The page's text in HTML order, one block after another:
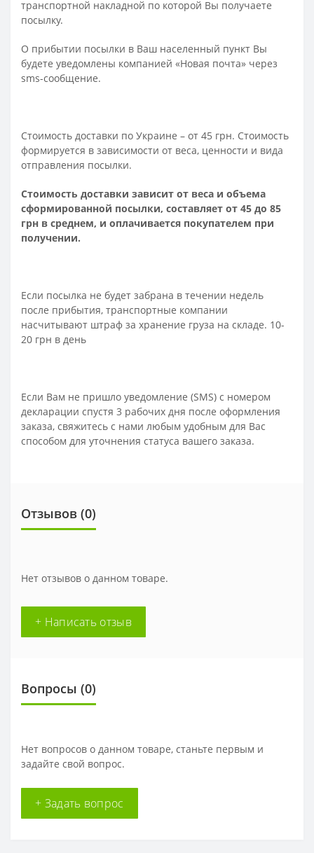
транспортной накладной по которой Вы получаете
посылку.
О прибытии посылки в Ваш населенный пункт Вы
будете уведомлены компанией «Новая почта» через
sms-сообщение.
Стоимость доставки по Украине – от 45 грн. Стоимость
формируется в зависимости от веса, ценности и вида
отправления посылки.
Стоимость доставки зависит от веса и объема
сформированной посылки, составляет от 45 до 85
грн в среднем, и оплачивается покупателем при
получении.
Если посылка не будет забрана в течении недель
после прибытия, транспортные компании
насчитывают штраф за хранение груза на складе. 10-
20 грн в день
Если Вам не пришло уведомление (SMS) с номером
декларации спустя 3 рабочих дня после оформления
заказа, свяжитесь с нами любым удобным для Вас
способом для уточнения статуса вашего заказа.
Отзывов (0)
Нет отзывов о данном товаре.
+ Написать отзыв
Вопросы (0)
Нет вопросов о данном товаре, станьте первым и
задайте свой вопрос.
+ Задать вопрос